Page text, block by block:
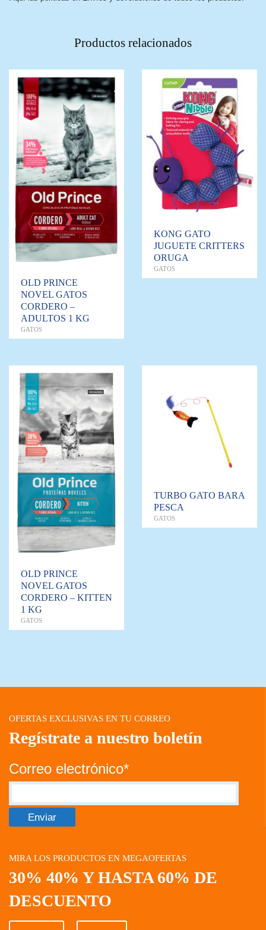
Productos relacionados
OLD PRINCE
NOVEL GATOS
CORDERO –
ADULTOS 1 KG
GATOS
KONG GATO
JUGUETE CRITTERS
ORUGA
GATOS
OLD PRINCE
NOVEL GATOS
CORDERO – KITTEN
1 KG
GATOS
TURBO GATO BARA
PESCA
GATOS
OFERTAS EXCLUSIVAS EN TU CORREO
Regístrate a nuestro boletín
Correo electrónico*
MIRA LOS PRODUCTOS EN MEGAOFERTAS
30% 40% Y HASTA 60% DE
DESCUENTO